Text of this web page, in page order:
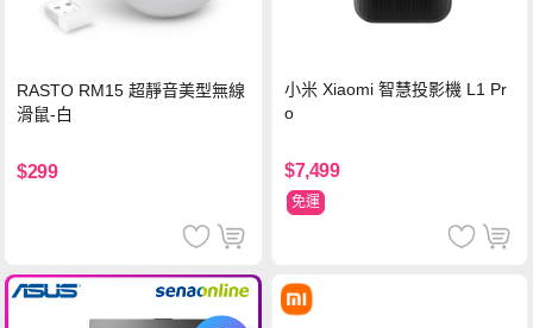
RASTO RM15 超靜音美型無線
滑鼠-白
$299
小米 Xiaomi 智慧投影機 L1 Pr
o
$7,499
免運